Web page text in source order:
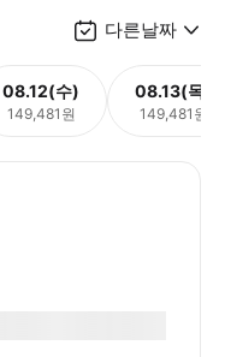
다른날짜
08.12(수)
149,481원
08.13(목)
149,481원